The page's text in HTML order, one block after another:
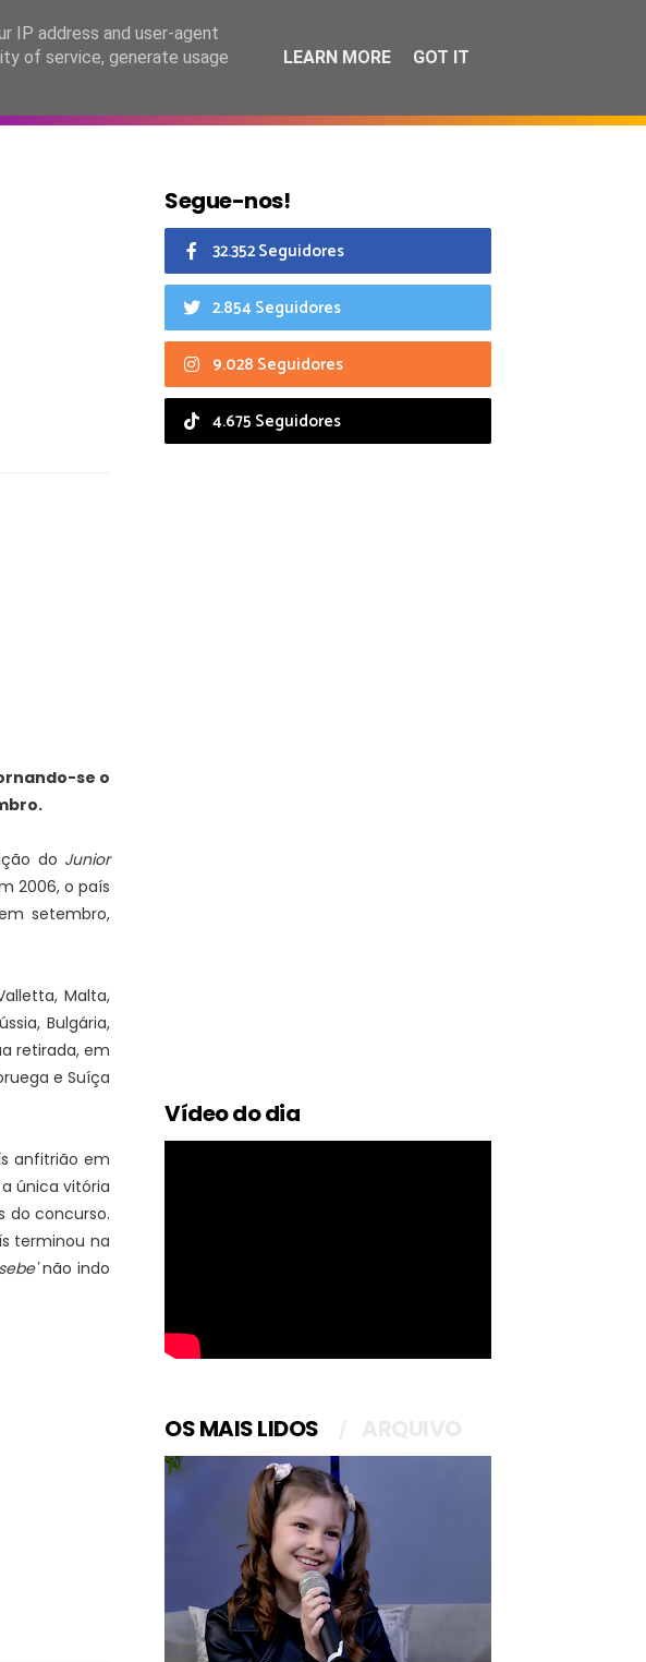
ESPECIAIS CALENDÁRIO
se o
do Junior
2006, o país
setembro,
Malta,
Bulgária,
retirada, em
e Suíça
anfitrião em
única vitória
do concurso.
terminou na
não indo
Segue-nos!
32.352 Seguidores
2.854 Seguidores
9.028 Seguidores
4.675 Seguidores
Vídeo do dia
OS MAIS LIDOS
IP address and user-agent
of service, generate usage
LEARN MORE GOT IT